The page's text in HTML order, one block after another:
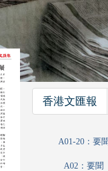
香港文匯報
A01-20：要
A02：要聞